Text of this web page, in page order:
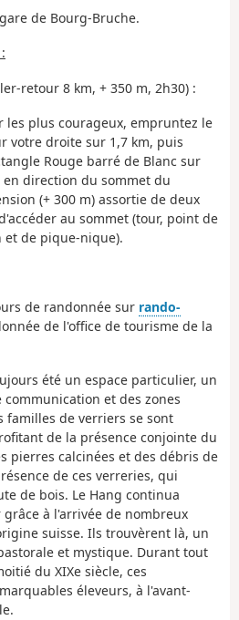
de Bourg-Bruche.
retour 8 km, + 350 m, 2h30) :
plus courageux, empruntez le
votre droite sur 1,7 km, puis
Rouge barré de Blanc sur
direction du sommet du
(+ 300 m) assortie de deux
au sommet (tour, point de
de pique-nique).
de randonnée sur rando-
de l'office de tourisme de la
été un espace particulier, un
communication et des zones
familles de verriers se sont
de la présence conjointe du
pierres calcinées et des débris de
de ces verreries, qui
de bois. Le Hang continua
à l'arrivée de nombreux
suisse. Ils trouvèrent là, un
et mystique. Durant tout
du XIXe siècle, ces
éleveurs, à l'avant-